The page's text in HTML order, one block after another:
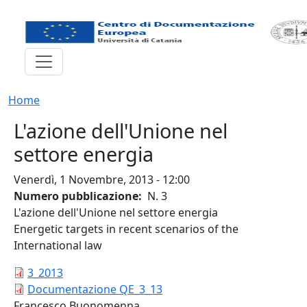
BRICIOLE DI PANE
Home
L'azione dell'Unione nel
settore energia
Venerdì, 1 Novembre, 2013 - 12:00
Numero pubblicazione
N. 3
L'azione dell'Unione nel settore energia
Energetic targets in recent scenarios of the
International law
3_2013
Documentazione QE_3_13